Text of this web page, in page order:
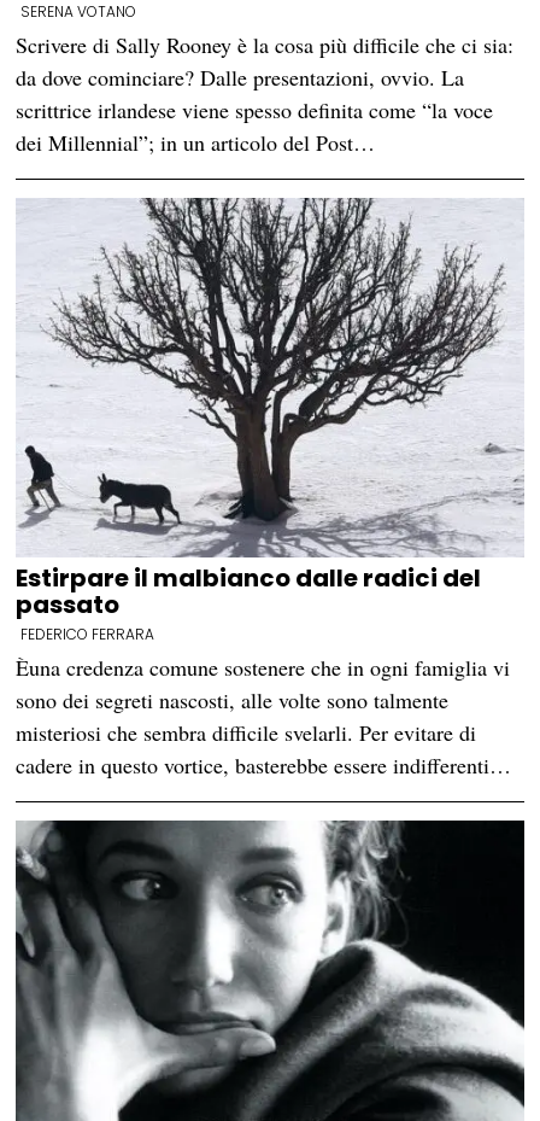
SERENA VOTANO
Scrivere di Sally Rooney è la cosa più difficile che ci sia:
da dove cominciare? Dalle presentazioni, ovvio. La
scrittrice irlandese viene spesso definita come “la voce
dei Millennial”; in un articolo del Post…
Estirpare il malbianco dalle radici del
passato
FEDERICO FERRARA
Èuna credenza comune sostenere che in ogni famiglia vi
sono dei segreti nascosti, alle volte sono talmente
misteriosi che sembra difficile svelarli. Per evitare di
cadere in questo vortice, basterebbe essere indifferenti…